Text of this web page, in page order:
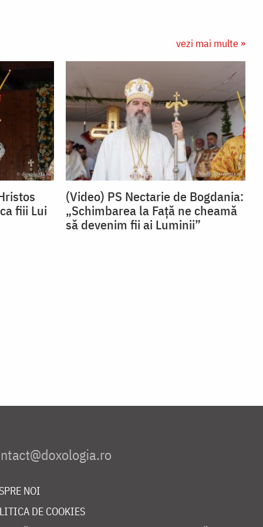
vezi mai multe »
fiii Lui
(Video) PS Nectarie de Bogdania:
„Schimbarea la Față ne cheamă
să devenim fii ai Luminii”
NOI
DE COOKIES